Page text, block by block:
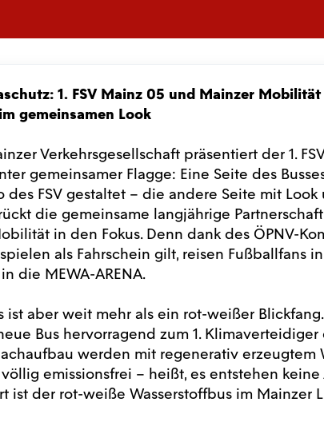
1. FSV Mainz 05 und Mainzer
gemeinsamen Look
Verkehrsgesellschaft präsentiert der 1.
gemeinsamer Flagge: Eine Seite des
des FSV gestaltet – die andere Seite mit
die gemeinsame langjährige
in den Fokus. Denn dank des ÖPNV-
als Fahrschein gilt, reisen Fußballfans
die MEWA-ARENA.
ist aber weit mehr als ein rot-weißer
Bus hervorragend zum 1.
werden mit regenerativ erzeugtem
emissionsfrei – heißt, es entstehen
ist der rot-weiße Wasserstoffbus im Mainzer